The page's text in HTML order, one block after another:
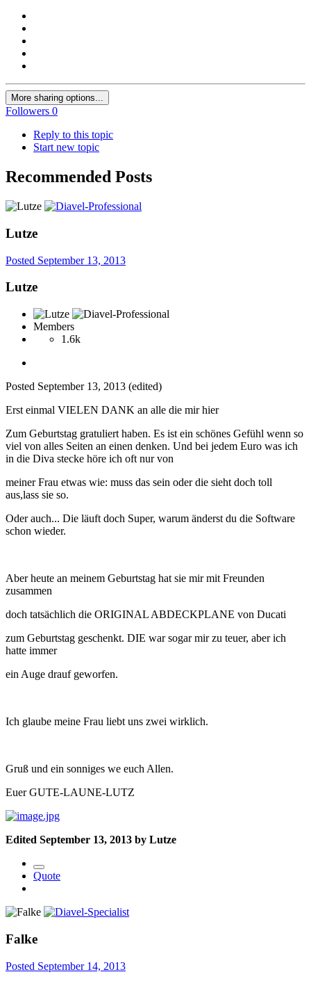
More sharing options...
Followers 0
Reply to this topic
Start new topic
Recommended Posts
Lutze
Posted September 13, 2013
Lutze
Members
1.6k
Posted September 13, 2013 (edited)
Erst einmal VIELEN DANK an alle die mir hier
Zum Geburtstag gratuliert haben. Es ist ein schönes Gefühl wenn so
viel von alles Seiten an einen denken. Und bei jedem Euro was ich
in die Diva stecke höre ich oft nur von
meiner Frau etwas wie: muss das sein oder die sieht doch toll
aus,lass sie so.
Oder auch... Die läuft doch Super, warum änderst du die Software
schon wieder.
Aber heute an meinem Geburtstag hat sie mir mit Freunden
zusammen
doch tatsächlich die ORIGINAL ABDECKPLANE von Ducati
zum Geburtstag geschenkt. DIE war sogar mir zu teuer, aber ich
hatte immer
ein Auge drauf geworfen.
Ich glaube meine Frau liebt uns zwei wirklich.
Gruß und ein sonniges we euch Allen.
Euer GUTE-LAUNE-LUTZ
Edited September 13, 2013 by Lutze
Quote
Falke
Posted September 14, 2013